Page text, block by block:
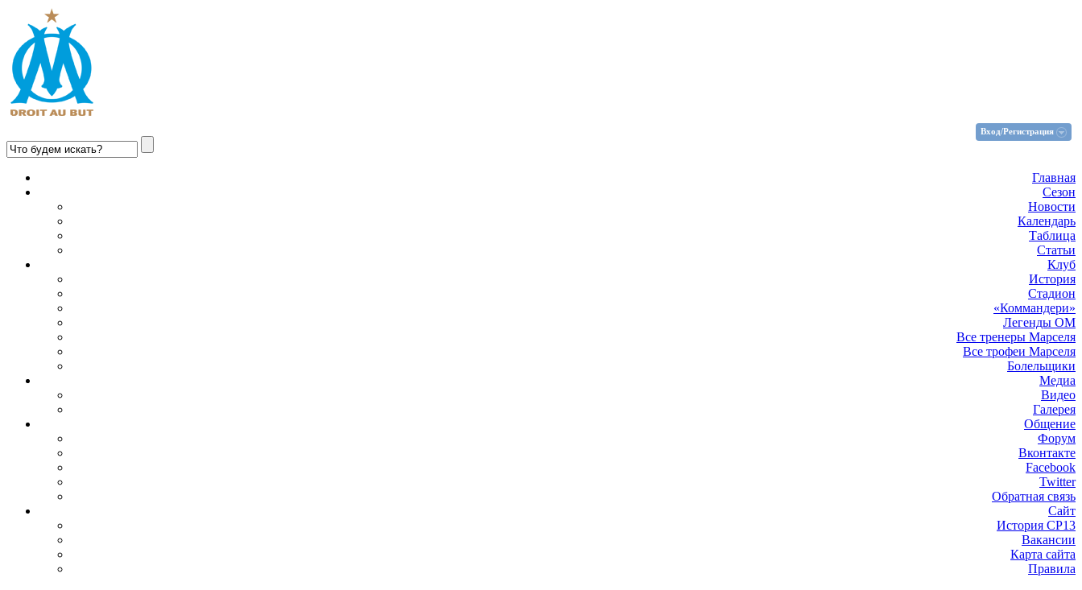
Вход/Регистрация
Главная
Сезон
Новости
Календарь
Таблица
Статьи
Клуб
История
Стадион
«Коммандери»
Легенды ОМ
Все тренеры Марселя
Все трофеи Марселя
Болельщики
Медиа
Видео
Галерея
Общение
Форум
Вконтакте
Facebook
Twitter
Обратная связь
Сайт
История СР13
Вакансии
Карта сайта
Правила